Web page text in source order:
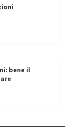
bene il